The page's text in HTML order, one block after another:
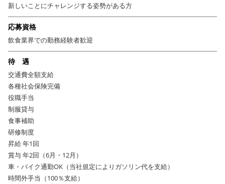
新しいことにチャレンジする姿勢がある方
応募資格
飲食業界での勤務経験者歓迎
待 遇
交通費全額支給
各種社会保険完備
役職手当
制服貸与
食事補助
研修制度
昇給 年1回
賞与 年2回（6月・12月）
車・バイク通勤OK（当社規定によりガソリン代を支給）
時間外手当（100％支給）